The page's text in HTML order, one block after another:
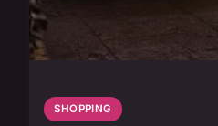
SHOPPING